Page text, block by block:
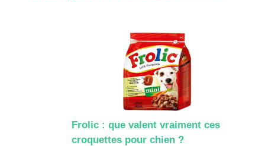
Frolic : que valent vraiment ces
croquettes pour chien ?